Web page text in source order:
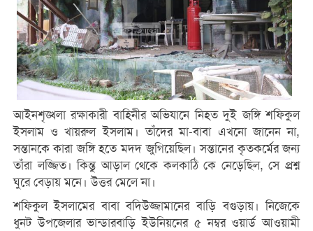
আইনশৃঙ্খলা রক্ষাকারী বাহিনীর অভিযানে নিহত দুই জঙ্গি শফিকুল
ইসলাম ও খায়রুল ইসলাম। তাঁদের মা-বাবা এখনো জানেন না,
সন্তানকে কারা জঙ্গি হতে মদদ জুগিয়েছিল। সন্তানের কৃতকর্মের জন্য
তাঁরা লজ্জিত। কিন্তু আড়াল থেকে কলকাঠি কে নেড়েছিল, সে প্রশ্ন
ঘুরে বেড়ায় মনে। উত্তর মেলে না।
শফিকুল ইসলামের বাবা বদিউজ্জামানের বাড়ি বগুড়ায়। নিজেকে
ধুনট উপজেলার ভান্ডারবাড়ি ইউনিয়নের ৫ নম্বর ওয়ার্ড আওয়ামী